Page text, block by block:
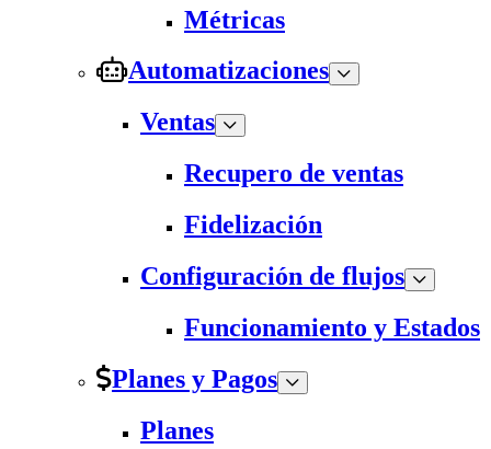
Métricas
Automatizaciones
Ventas
Recupero de ventas
Fidelización
Configuración de flujos
Funcionamiento y Estados
Planes y Pagos
Planes